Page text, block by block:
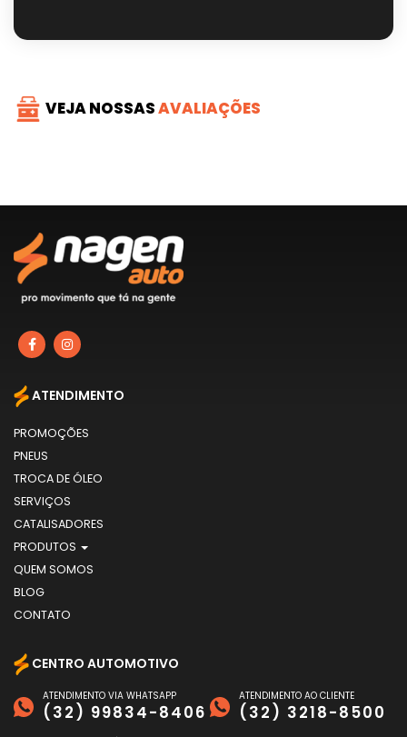
VEJA NOSSASAVALIAÇÕES
ATENDIMENTO
PROMOÇÕES
PNEUS
TROCA DE ÓLEO
SERVIÇOS
CATALISADORES
PRODUTOS
QUEM SOMOS
BLOG
CONTATO
CENTRO AUTOMOTIVO
ATENDIMENTO VIA WHATSAPP
(32) 99834-8406
ATENDIMENTO AO CLIENTE
(32) 3218-8500